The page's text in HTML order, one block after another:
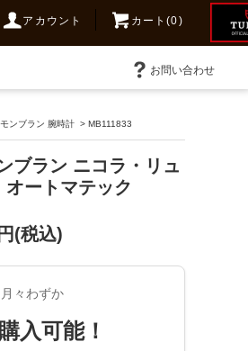
アカウント カート(0)
お問い合わせ
モンブラン 腕時計 >MB111833
ブラン ニコラ・リュ
ートマテック
(税込)
々わずか
入可能！